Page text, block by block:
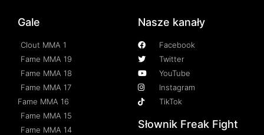
Gale
Clout MMA 1
Fame MMA 19
Fame MMA 18
Fame MMA 17
Fame MMA 16
Fame MMA 15
Fame MMA 14
Nasze kanały
Facebook
Twitter
YouTube
Instagram
TikTok
Słownik Freak Fight